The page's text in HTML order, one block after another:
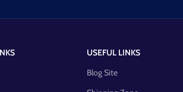
USEFUL LINKS
Blog Site